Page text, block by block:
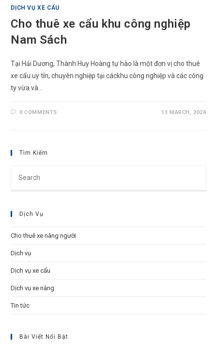
DỊCH VỤ XE CẨU
Cho thuê xe cẩu khu công nghiệp
Nam Sách
Tại Hải Dương, Thành Huy Hoàng tự hào là một đơn vị cho thuê
xe cẩu uy tín, chuyên nghiệp tại cáckhu công nghiệp và các công
ty vừa và…
0 COMMENTS 13 MARCH, 2024
Tìm Kiếm
Dịch Vụ
Cho thuê xe nâng người
Dịch vụ
Dịch vụ xe cẩu
Dịch vụ xe nâng
Tin tức
Bài Viết Nổi Bật